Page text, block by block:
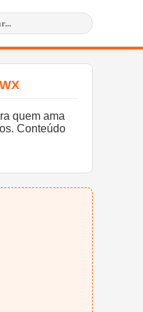
quem ama
Conteúdo